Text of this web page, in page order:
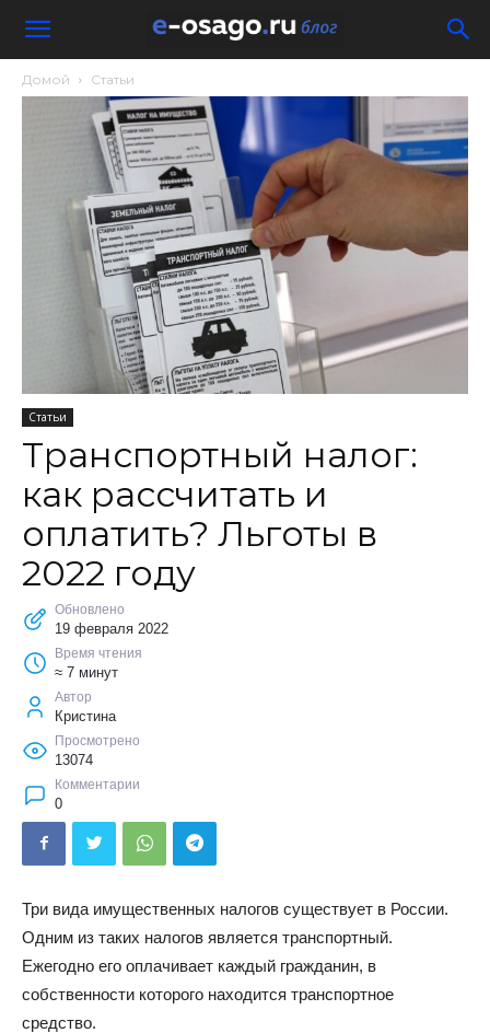
Домой Статьи
Статьи
Транспортный налог:
как рассчитать и
оплатить? Льготы в
2022 году
Обновлено
19 февраля 2022
Время чтения
≈ 7 минут
Автор
Кристина
Просмотрено
13074
Комментарии
0
Три вида имущественных налогов существует в России.
Одним из таких налогов является транспортный.
Ежегодно его оплачивает каждый гражданин, в
собственности которого находится транспортное
средство.